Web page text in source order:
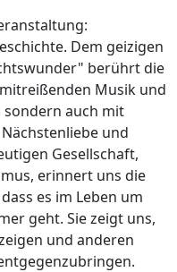
Dem geizigen
berührt die
Musik und
auch mit
und
Gesellschaft,
erinnert uns die
es im Leben um
geht. Sie zeigt uns,
und anderen